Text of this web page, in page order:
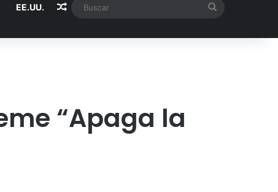
EE.UU. Random Article
“Apaga la